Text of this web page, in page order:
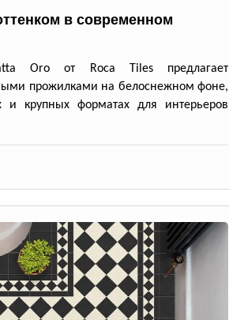
в современном
Oro от Roca Tiles предлагает
прожилками на белоснежном фоне,
и крупных форматах для интерьеров